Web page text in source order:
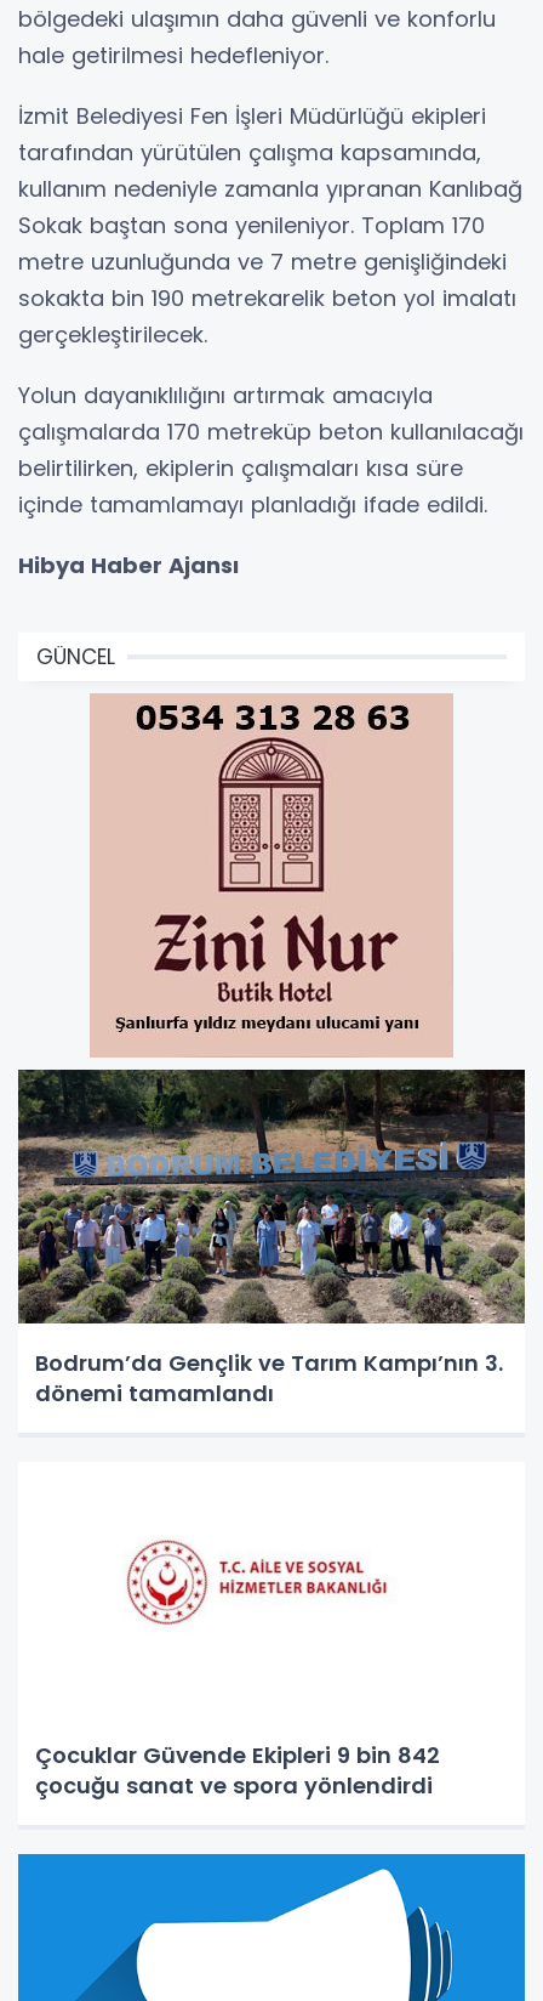
bölgedeki ulaşımın daha güvenli ve konforlu
hale getirilmesi hedefleniyor.
İzmit Belediyesi Fen İşleri Müdürlüğü ekipleri
tarafından yürütülen çalışma kapsamında,
kullanım nedeniyle zamanla yıpranan Kanlıbağ
Sokak baştan sona yenileniyor. Toplam 170
metre uzunluğunda ve 7 metre genişliğindeki
sokakta bin 190 metrekarelik beton yol imalatı
gerçekleştirilecek.
Yolun dayanıklılığını artırmak amacıyla
çalışmalarda 170 metreküp beton kullanılacağı
belirtilirken, ekiplerin çalışmaları kısa süre
içinde tamamlamayı planladığı ifade edildi.
Hibya Haber Ajansı
GÜNCEL
Bodrum’da Gençlik ve Tarım Kampı’nın 3.
dönemi tamamlandı
Çocuklar Güvende Ekipleri 9 bin 842
çocuğu sanat ve spora yönlendirdi